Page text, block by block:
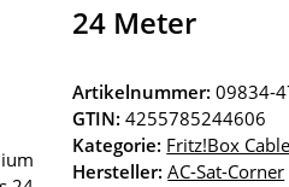
24 Meter
Artikelnummer:09834-
GTIN: 4255785244606
Kategorie: Fritz!Box
Hersteller: AC-Sat-Corner